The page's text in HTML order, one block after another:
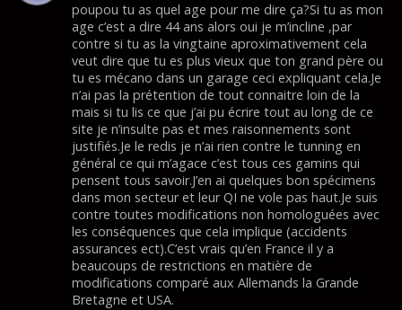
poupou tu as quel age pour me dire ça?Si tu as mon
age c’est a dire 44 ans alors oui je m’incline ,par
contre si tu as la vingtaine aproximativement cela
veut dire que tu es plus vieux que ton grand père ou
tu es mécano dans un garage ceci expliquant cela.Je
n’ai pas la prétention de tout connaitre loin de la
mais si tu lis ce que j’ai pu écrire tout au long de ce
site je n’insulte pas et mes raisonnements sont
justifiés.Je le redis je n’ai rien contre le tunning en
général ce qui m’agace c’est tous ces gamins qui
pensent tous savoir.J’en ai quelques bon spécimens
dans mon secteur et leur QI ne vole pas haut.Je suis
contre toutes modifications non homologuées avec
les conséquences que cela implique (accidents
assurances ect).C’est vrais qu’en France il y a
beaucoups de restrictions en matière de
modifications comparé aux Allemands la Grande
Bretagne et USA.